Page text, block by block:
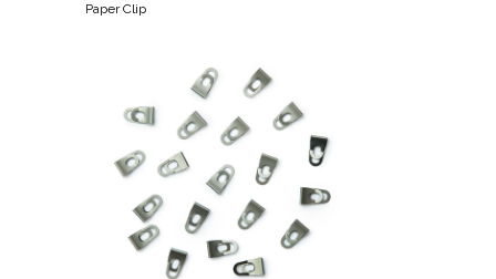
Paper Clip